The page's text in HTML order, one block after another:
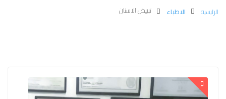
الرئيسيه الاطباء تبييض الاسنان